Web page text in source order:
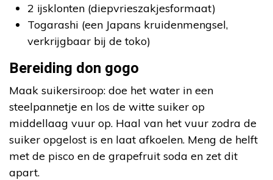
2 ijsklonten (diepvrieszakjesformaat)
Togarashi (een Japans kruidenmengsel,
verkrijgbaar bij de toko)
Bereiding don gogo
Maak suikersiroop: doe het water in een
steelpannetje en los de witte suiker op
middellaag vuur op. Haal van het vuur zodra de
suiker opgelost is en laat afkoelen. Meng de helft
met de pisco en de grapefruit soda en zet dit
apart.